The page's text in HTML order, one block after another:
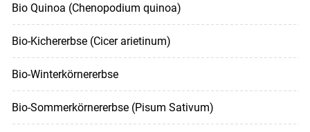
Bio Quinoa (Chenopodium quinoa)
Bio-Kichererbse (Cicer arietinum)
Bio-Winterkörnererbse
Bio-Sommerkörnererbse (Pisum Sativum)